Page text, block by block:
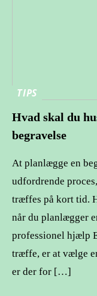
TIPS
Hvad skal du
begravelse
At planlægge en
udfordrende
træffes på kort tid.
når du planlægger
professionel hjælp
træffe, er at vælge
er der for […]